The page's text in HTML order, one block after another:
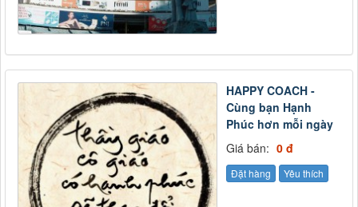
HAPPY COACH -
Cùng bạn Hạnh
Phúc hơn mỗi ngày
Giá bán: 0 đ
Đặt hàng Yêu thích